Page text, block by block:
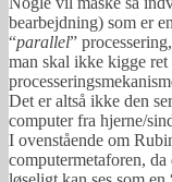
bearbejdning) som er
“parallel”
man skal ikke kigge
Det er altså ikke den
computer fra hjerne/
I ovenstående om
computermetaforen,